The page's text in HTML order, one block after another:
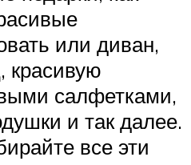
или диван,
красивую
салфетками,
и так далее.
все эти